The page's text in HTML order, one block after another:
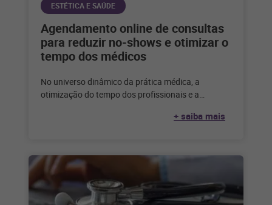
ESTÉTICA E SAÚDE
Agendamento online de consultas
para reduzir no-shows e otimizar o
tempo dos médicos
No universo dinâmico da prática médica, a
otimização do tempo dos profissionais e a
+ saiba mais